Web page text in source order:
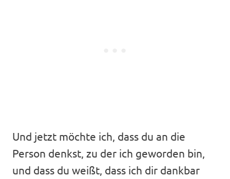
Und jetzt möchte ich, dass du an die
Person denkst, zu der ich geworden bin,
und dass du weißt, dass ich dir dankbar